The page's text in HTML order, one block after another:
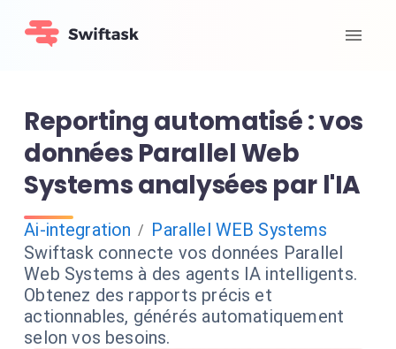
Reporting automatisé : vos
données Parallel Web
Systems analysées par l'IA
Ai-integration / Parallel WEB Systems
Swiftask connecte vos données Parallel
Web Systems à des agents IA intelligents.
Obtenez des rapports précis et
actionnables, générés automatiquement
selon vos besoins.